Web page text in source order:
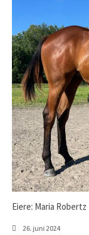
Eiere: Maria Robertz
26. juni 2024